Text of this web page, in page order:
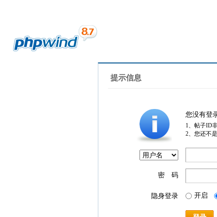
提示信息
您没有登
1、帖子ID
2、您还不
密 码
隐身登录 开启